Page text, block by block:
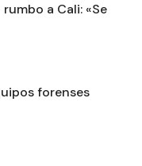
a Cali: «Se
forenses